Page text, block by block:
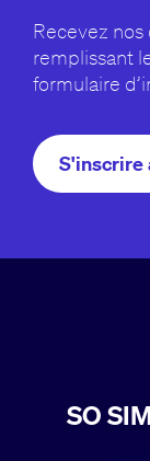
Recevez
remplissant
formulaire
S'inscrire
SO